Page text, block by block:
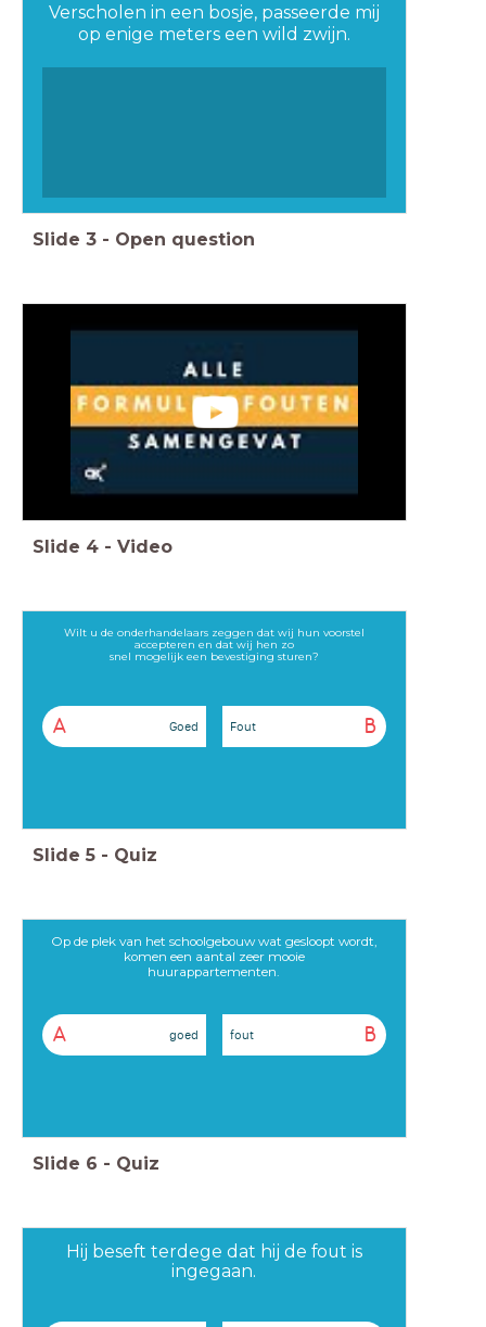
Verscholen in een bosje, passeerde mij
op enige meters een wild zwijn.
Slide 3 - Open question
Slide 4 - Video
Wilt u de onderhandelaars zeggen dat wij hun voorstel
accepteren en dat wij hen zo
snel mogelijk een bevestiging sturen?
A Goed B
Fout
Slide 5 - Quiz
Op de plek van het schoolgebouw wat gesloopt wordt,
komen een aantal zeer mooie
huurappartementen.
A goed B
fout
Slide 6 - Quiz
Hij beseft terdege dat hij de fout is
ingegaan.